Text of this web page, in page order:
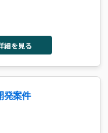
細を見る
発案件